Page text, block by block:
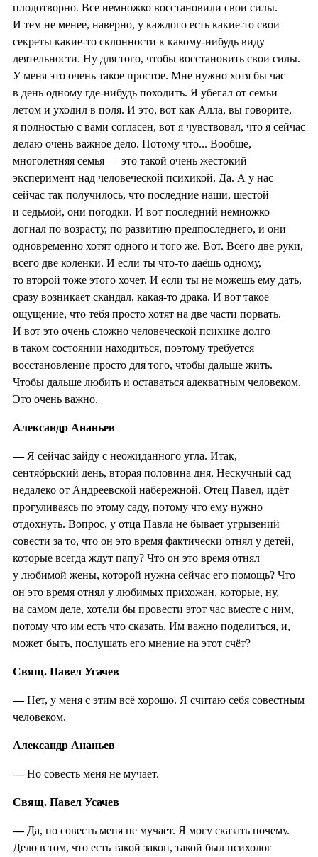
плодотворно. Все немножко восстановили свои силы.
И тем не менее, наверно, у каждого есть какие-то свои
секреты какие-то склонности к какому-нибудь виду
деятельности. Ну для того, чтобы восстановить свои силы.
У меня это очень такое простое. Мне нужно хотя бы час
в день одному где-нибудь походить. Я убегал от семьи
летом и уходил в поля. И это, вот как Алла, вы говорите,
я полностью с вами согласен, вот я чувствовал, что я сейчас
делаю очень важное дело. Потому что... Вообще,
многолетняя семья — это такой очень жестокий
эксперимент над человеческой психикой. Да. А у нас
сейчас так получилось, что последние наши, шестой
и седьмой, они погодки. И вот последний немножко
догнал по возрасту, по развитию предпоследнего, и они
одновременно хотят одного и того же. Вот. Всего две руки,
всего две коленки. И если ты что-то даёшь одному,
то второй тоже этого хочет. И если ты не можешь ему дать,
сразу возникает скандал, какая-то драка. И вот такое
ощущение, что тебя просто хотят на две части порвать.
И вот это очень сложно человеческой психике долго
в таком состоянии находиться, поэтому требуется
восстановление просто для того, чтобы дальше жить.
Чтобы дальше любить и оставаться адекватным человеком.
Это очень важно.
Александр Ананьев
— Я сейчас зайду с неожиданного угла. Итак,
сентябрьский день, вторая половина дня, Нескучный сад
недалеко от Андреевской набережной. Отец Павел, идёт
прогуливаясь по этому саду, потому что ему нужно
отдохнуть. Вопрос, у отца Павла не бывает угрызений
совести за то, что он это время фактически отнял у детей,
которые всегда ждут папу? Что он это время отнял
у любимой жены, которой нужна сейчас его помощь? Что
он это время отнял у любимых прихожан, которые, ну,
на самом деле, хотели бы провести этот час вместе с ним,
потому что им есть что сказать. Им важно поделиться, и,
может быть, послушать его мнение на этот счёт?
Свящ. Павел Усачев
—Нет, у меня с этим всё хорошо. Я считаю себя совестным
человеком.
Александр Ананьев
—Но совесть меня не мучает.
Свящ. Павел Усачев
— Да, но совесть меня не мучает. Я могу сказать почему.
Дело в том, что есть такой закон, такой был психолог